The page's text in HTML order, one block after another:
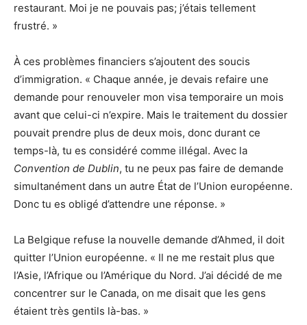
restaurant. Moi je ne pouvais pas; j’étais tellement
frustré. »
À ces problèmes financiers s’ajoutent des soucis
d’immigration. « Chaque année, je devais refaire une
demande pour renouveler mon visa temporaire un mois
avant que celui-ci n’expire. Mais le traitement du dossier
pouvait prendre plus de deux mois, donc durant ce
temps-là, tu es considéré comme illégal. Avec la
Convention de Dublin, tu ne peux pas faire de demande
simultanément dans un autre État de l’Union européenne.
Donc tu es obligé d’attendre une réponse. »
La Belgique refuse la nouvelle demande d’Ahmed, il doit
quitter l’Union européenne. « Il ne me restait plus que
l’Asie, l’Afrique ou l’Amérique du Nord. J’ai décidé de me
concentrer sur le Canada, on me disait que les gens
étaient très gentils là-bas. »